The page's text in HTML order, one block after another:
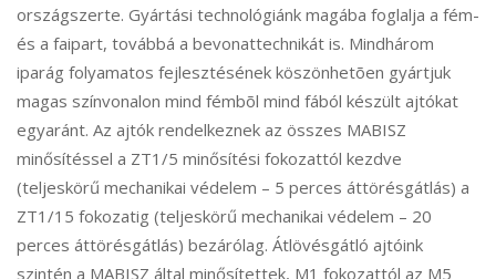
országszerte. Gyártási technológiánk magába foglalja a fém-
és a faipart, továbbá a bevonattechnikát is. Mindhárom
iparág folyamatos fejlesztésének köszönhetõen gyártjuk
magas színvonalon mind fémbõl mind fából készült ajtókat
egyaránt. Az ajtók rendelkeznek az összes MABISZ
minősítéssel a ZT1/5 minősítési fokozattól kezdve
(teljeskörű mechanikai védelem – 5 perces áttörésgátlás) a
ZT1/15 fokozatig (teljeskörű mechanikai védelem – 20
perces áttörésgátlás) bezárólag. Átlövésgátló ajtóink
szintén a MABISZ által minősítettek, M1 fokozattól az M5